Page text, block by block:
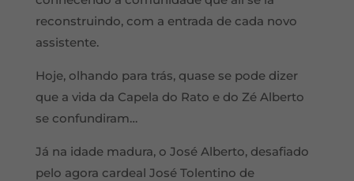
reconstruindo, com a entrada de cada novo
assistente.
Hoje, olhando para trás, quase se pode dizer
que a vida da Capela do Rato e do Zé Alberto
se confundiram…
Já na idade madura, o José Alberto, desafiado
pelo agora cardeal José Tolentino de